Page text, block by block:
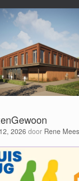
2026 door Rene